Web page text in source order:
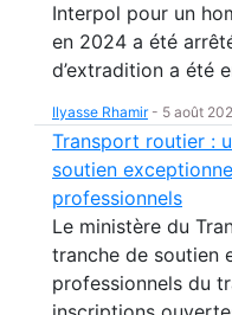
Interpol pour un
en 2024 a été
d’extradition a été
Ilyasse Rhamir- 5 août
Transport routier :
soutien
professionnels
Le ministère du
tranche de soutien
professionnels du